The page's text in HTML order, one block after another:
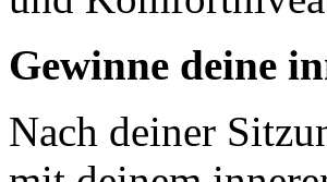
Gewinne deine
Nach deiner